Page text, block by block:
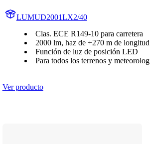
LUMUD2001LX2/40
Clas. ECE R149-10 para carretera
2000 lm, haz de +270 m de longitud
Función de luz de posición LED
Para todos los terrenos y
Ver producto